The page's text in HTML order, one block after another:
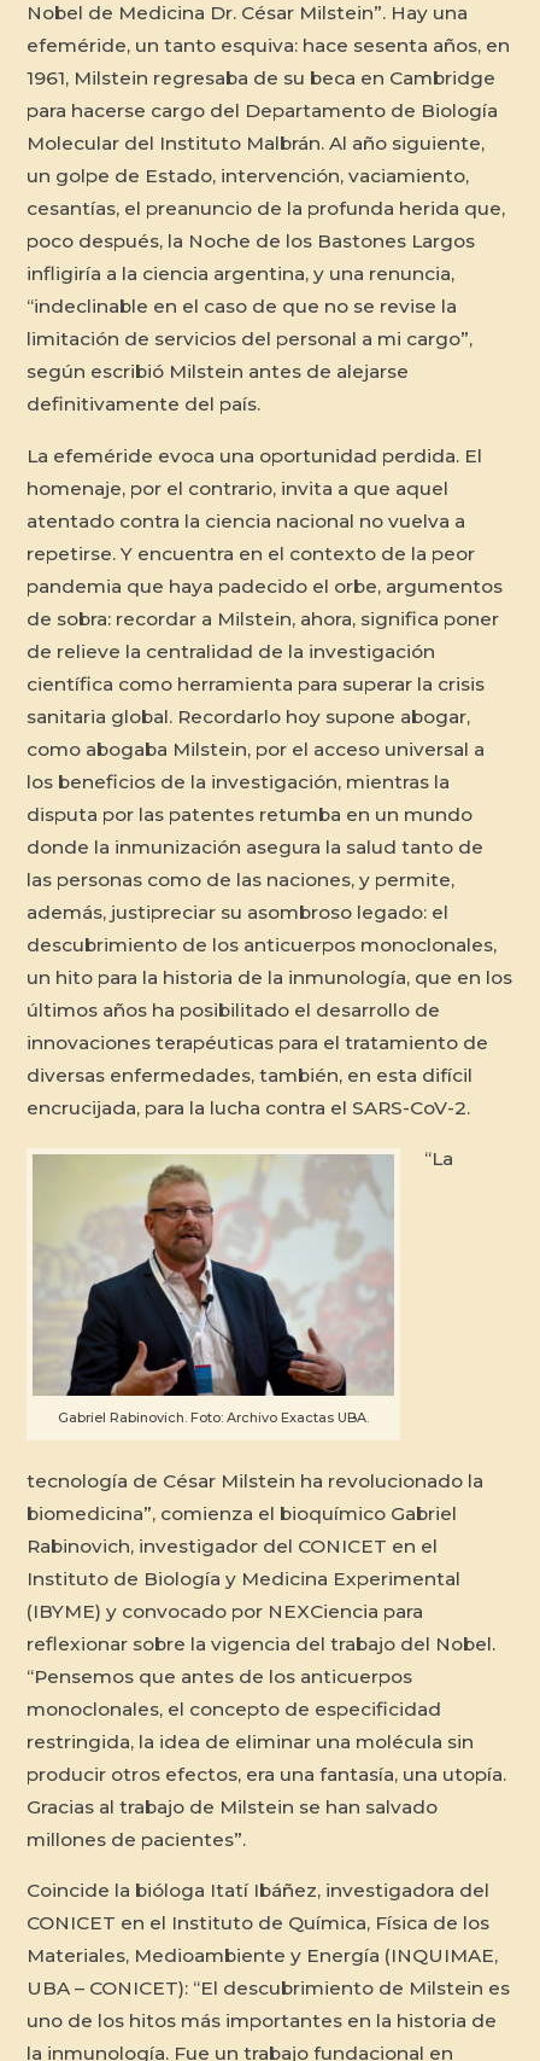
Nobel de Medicina Dr. César Milstein”. Hay una
efeméride, un tanto esquiva: hace sesenta años, en
1961, Milstein regresaba de su beca en Cambridge
para hacerse cargo del Departamento de Biología
Molecular del Instituto Malbrán. Al año siguiente,
un golpe de Estado, intervención, vaciamiento,
cesantías, el preanuncio de la profunda herida que,
poco después, la Noche de los Bastones Largos
infligiría a la ciencia argentina, y una renuncia,
“indeclinable en el caso de que no se revise la
limitación de servicios del personal a mi cargo”,
según escribió Milstein antes de alejarse
definitivamente del país.
La efeméride evoca una oportunidad perdida. El
homenaje, por el contrario, invita a que aquel
atentado contra la ciencia nacional no vuelva a
repetirse. Y encuentra en el contexto de la peor
pandemia que haya padecido el orbe, argumentos
de sobra: recordar a Milstein, ahora, significa poner
de relieve la centralidad de la investigación
científica como herramienta para superar la crisis
sanitaria global. Recordarlo hoy supone abogar,
como abogaba Milstein, por el acceso universal a
los beneficios de la investigación, mientras la
disputa por las patentes retumba en un mundo
donde la inmunización asegura la salud tanto de
las personas como de las naciones, y permite,
además, justipreciar su asombroso legado: el
descubrimiento de los anticuerpos monoclonales,
un hito para la historia de la inmunología, que en los
últimos años ha posibilitado el desarrollo de
innovaciones terapéuticas para el tratamiento de
diversas enfermedades, también, en esta difícil
encrucijada, para la lucha contra el SARS-CoV-2.
Gabriel Rabinovich. Foto: Archivo Exactas UBA.
“La
tecnología de César Milstein ha revolucionado la
biomedicina”, comienza el bioquímico Gabriel
Rabinovich, investigador del CONICET en el
Instituto de Biología y Medicina Experimental
(IBYME) y convocado por NEXCiencia para
reflexionar sobre la vigencia del trabajo del Nobel.
“Pensemos que antes de los anticuerpos
monoclonales, el concepto de especificidad
restringida, la idea de eliminar una molécula sin
producir otros efectos, era una fantasía, una utopía.
Gracias al trabajo de Milstein se han salvado
millones de pacientes”.
Coincide la bióloga Itatí Ibáñez, investigadora del
CONICET en el Instituto de Química, Física de los
Materiales, Medioambiente y Energía (INQUIMAE,
UBA – CONICET): “El descubrimiento de Milstein es
uno de los hitos más importantes en la historia de
la inmunología. Fue un trabajo fundacional en